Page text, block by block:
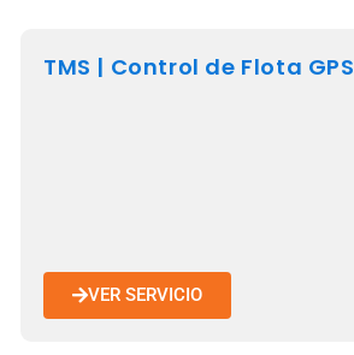
TMS | Control de Flota GPS
VER SERVICIO